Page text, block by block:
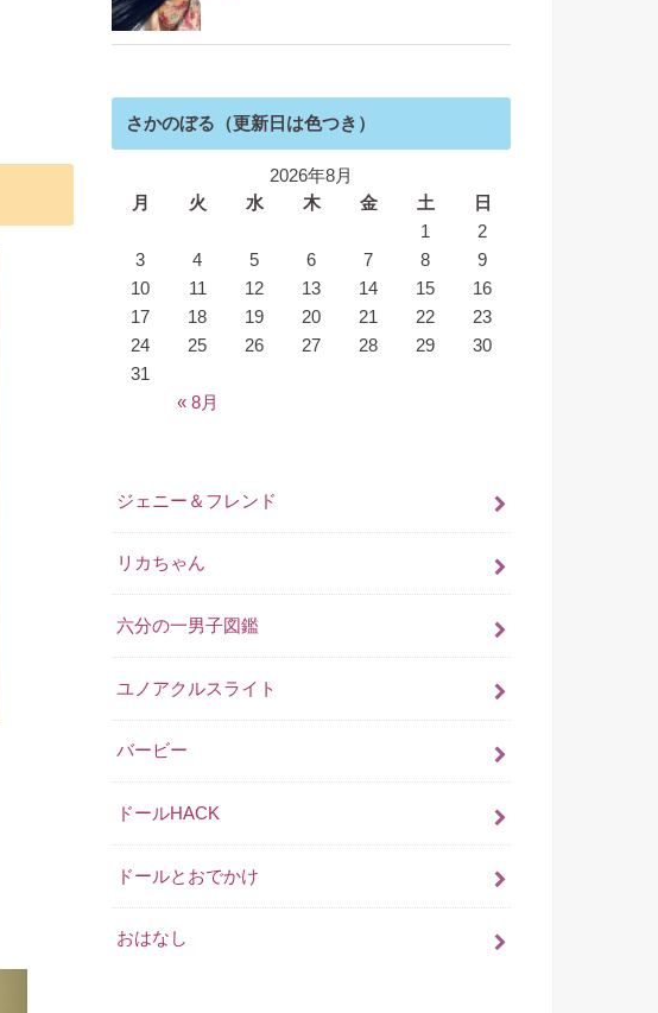
さかのぼる（更新日は色つき）
2026年8月
月
火 水 木 金 土 日
« 8月
1
2
3
4 5 6 7 8
9
10
11 12 13 14 15
16
17
18 19 20 21 22
23
24
25 26 27 28 29
30
31
ジェニー＆フレンド
リカちゃん
六分の一男子図鑑
ユノアクルスライト
バービー
ドールHACK
ドールとおでかけ
おはなし